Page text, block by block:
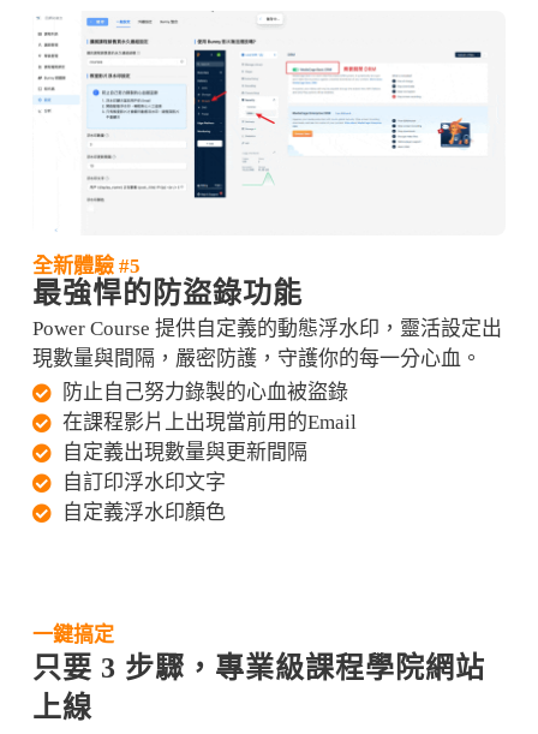
全新體驗 #5
最強悍的防盜錄功能
Power Course 提供自定義的動態浮水印，靈活設定出
現數量與間隔，嚴密防護，守護你的每一分心血。
防止自己努力錄製的心血被盜錄
在課程影片上出現當前用的Email
自定義出現數量與更新間隔
自訂印浮水印文字
自定義浮水印顏色
一鍵搞定
只要 3 步驟，專業級課程學院網站
上線